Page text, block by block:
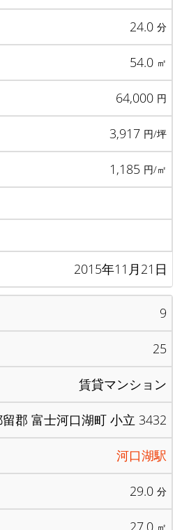
24.0 分
54.0 ㎡
64,000 円
3,917 円/坪
1,185 円/㎡
2015年11月21日
9
25
賃貸マンション
郡 富士河口湖町 小立 3432
河口湖駅
29.0 分
㎡